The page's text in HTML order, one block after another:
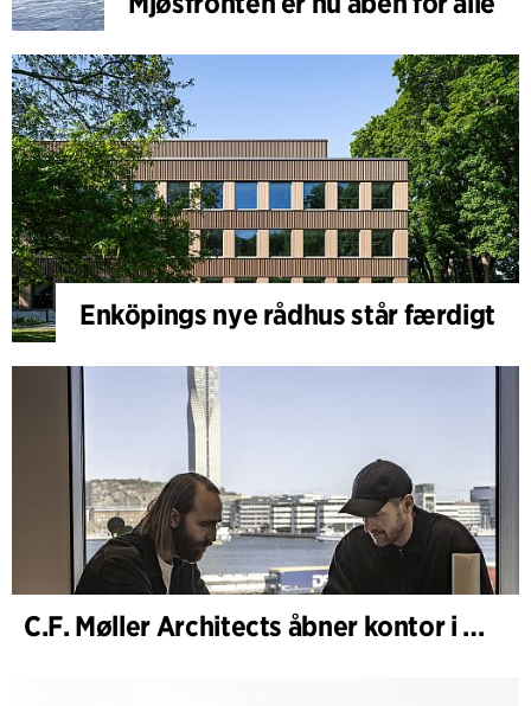
Enköpings nye rådhus står færdigt
C.F. Møller Architects åbner kontor i Göteborg